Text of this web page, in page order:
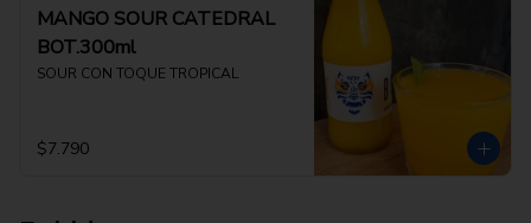
MANGO SOUR CATEDRAL
BOT.300ml
SOUR CON TOQUE TROPICAL
$7.790